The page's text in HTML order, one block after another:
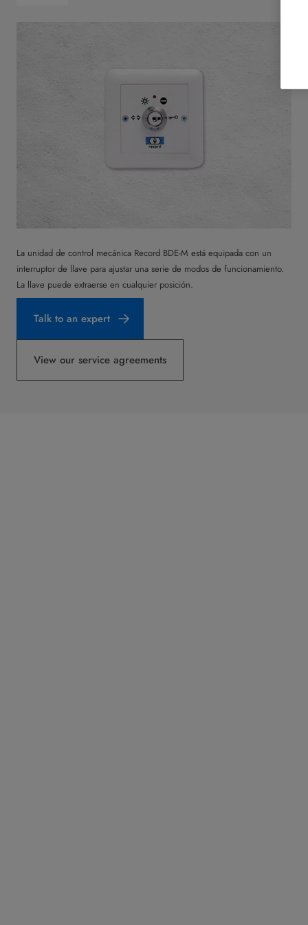
La unidad de control mecánica Record BDE-M está equipada con un
interruptor de llave para ajustar una serie de modos de funcionamiento.
La llave puede extraerse en cualquier posición.
Talk to an expert
View our service agreements